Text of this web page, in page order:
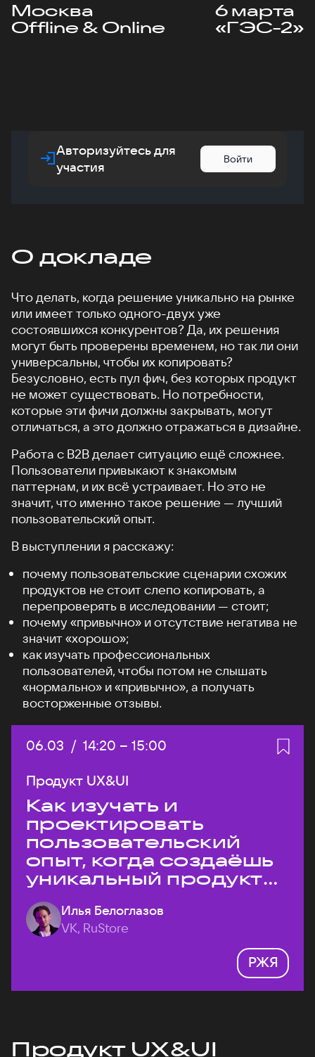
Москва
Offline & Online
6 марта
«ГЭС-2»
Авторизуйтесь для
участия
Войти
О докладе
Что делать, когда решение уникально на рынке
или имеет только одного-двух уже
состоявшихся конкурентов? Да, их решения
могут быть проверены временем, но так ли они
универсальны, чтобы их копировать?
Безусловно, есть пул фич, без которых продукт
не может существовать. Но потребности,
которые эти фичи должны закрывать, могут
отличаться, а это должно отражаться в дизайне.
Работа с B2B делает ситуацию ещё сложнее.
Пользователи привыкают к знакомым
паттернам, и их всё устраивает. Но это не
значит, что именно такое решение — лучший
пользовательский опыт.
В выступлении я расскажу:
почему пользовательские сценарии схожих
продуктов не стоит слепо копировать, а
перепроверять в исследовании — стоит;
почему «привычно» и отсутствие негатива не
значит «хорошо»;
как изучать профессиональных
пользователей, чтобы потом не слышать
«нормально» и «привычно», а получать
восторженные отзывы.
Дата:
06.03 / Начало:
14:20 – Конец:
15:00
Продукт UX&UI
Как изучать и
проектировать
пользовательский
опыт, когда создаёшь
уникальный продукт
на рынке?
Илья Белоглазов
VK, RuStore
РЖЯ
Продукт UX&UI